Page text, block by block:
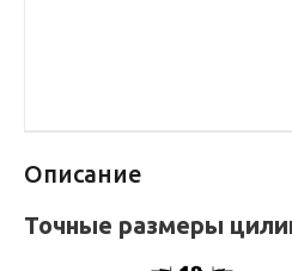
Описание
Точные размеры